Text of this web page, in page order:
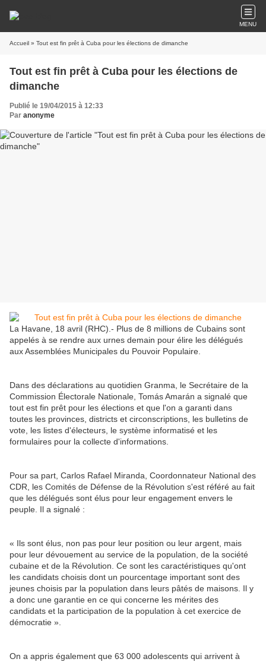
MENU
Accueil » Tout est fin prêt à Cuba pour les élections de dimanche
Tout est fin prêt à Cuba pour les élections de
dimanche
Publié le 19/04/2015 à 12:33
Par anonyme
La Havane, 18 avril (RHC).- Plus de 8 millions de Cubains sont
appelés à se rendre aux urnes demain pour élire les délégués
aux Assemblées Municipales du Pouvoir Populaire.
Dans des déclarations au quotidien Granma, le Secrétaire de la
Commission Électorale Nationale, Tomás Amarán a signalé que
tout est fin prêt pour les élections et que l'on a garanti dans
toutes les provinces, districts et circonscriptions, les bulletins de
vote, les listes d'électeurs, le système informatisé et les
formulaires pour la collecte d'informations.
Pour sa part, Carlos Rafael Miranda, Coordonnateur National des
CDR, les Comités de Défense de la Révolution s'est référé au fait
que les délégués sont élus pour leur engagement envers le
peuple. Il a signalé :
« Ils sont élus, non pas pour leur position ou leur argent, mais
pour leur dévouement au service de la population, de la société
cubaine et de la Révolution. Ce sont les caractéristiques qu'ont
les candidats choisis dont un pourcentage important sont des
jeunes choisis par la population dans leurs pâtés de maisons. Il y
a donc une garantie en ce qui concerne les mérites des
candidats et la participation de la population à cet exercice de
démocratie ».
On a appris également que 63 000 adolescents qui arrivent à